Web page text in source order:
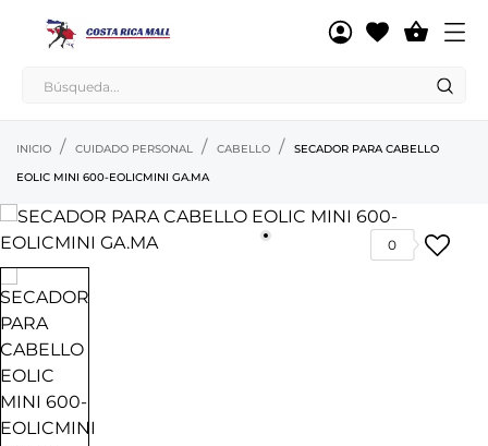

INICIO CUIDADO PERSONAL CABELLO
SECADOR PARA CABELLO
EOLIC MINI 600-EOLICMINI GA.MA
0